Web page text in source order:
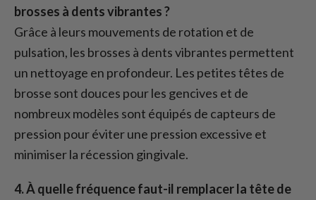
brosses à dents vibrantes ?
Grâce à leurs mouvements de rotation et de
pulsation, les brosses à dents vibrantes permettent
un nettoyage en profondeur. Les petites têtes de
brosse sont douces pour les gencives et de
nombreux modèles sont équipés de capteurs de
pression pour éviter une pression excessive et
minimiser la récession gingivale.
4. À quelle fréquence faut-il remplacer la tête de